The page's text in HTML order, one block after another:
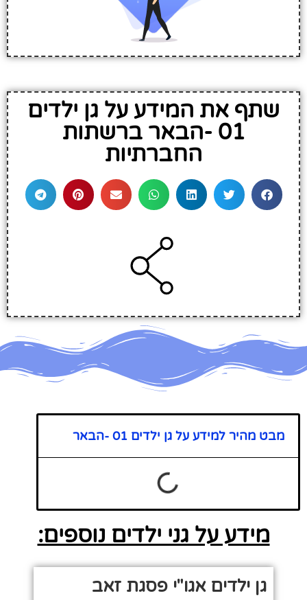
שתף את המידע על גן ילדים
01 -הבאר ברשתות
החברתיות
מבט מהיר למידע על גן ילדים 01 -הבאר
מידע על גני ילדים נוספים:
גן ילדים אגו"י פסגת זאב